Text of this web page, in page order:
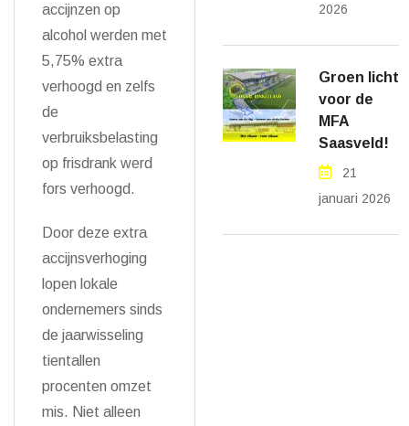
accijnzen op
alcohol werden met
5,75% extra
verhoogd en zelfs
de
verbruiksbelasting
op frisdrank werd
fors verhoogd.
Door deze extra
accijnsverhoging
lopen lokale
ondernemers sinds
de jaarwisseling
tientallen
procenten omzet
mis. Niet alleen
2026
Groen licht
voor de
MFA
Saasveld!
21
januari 2026